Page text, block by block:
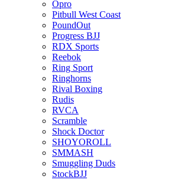
Opro
Pitbull West Coast
PoundOut
Progress BJJ
RDX Sports
Reebok
Ring Sport
Ringhorns
Rival Boxing
Rudis
RVCA
Scramble
Shock Doctor
SHOYOROLL
SMMASH
Smuggling Duds
StockBJJ